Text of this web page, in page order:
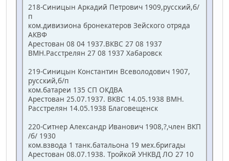
218-Синицын Аркадий Петрович 1909,русский,б/
п
ком.дивизиона бронекатеров Зейского отряда
АКВФ
Арестован 08 04 1937.ВКВС 27 08 1937
ВМН.Расстрелян 27 08 1937 Хабаровск
219-Синицын Константин Всеволодович 1907,
русский,б/п
ком.батареи 135 СП ОКДВА
Арестован 25.07.1937. ВКВС 14.05.1938 ВМН.
Расстрелян 14.05.1938 Благовещенск
220-Ситнер Александр Иванович 1908,?,член ВКП
/б/ 1930
ком.взвода 1 танк.батальона 19 мех.бригады
Арестован 08.07.1938. Тройкой УНКВД ЛО 27 10